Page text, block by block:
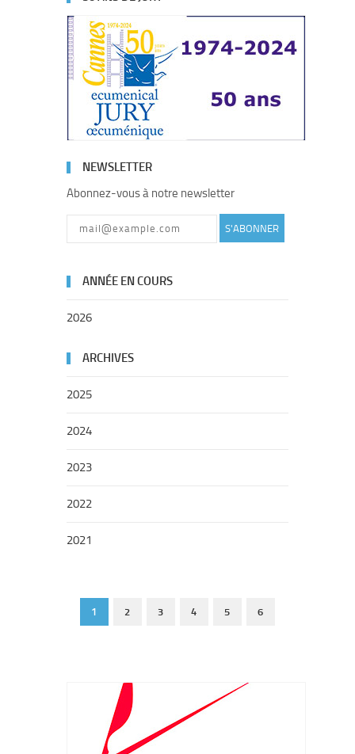
NEWSLETTER
Abonnez-vous à notre newsletter
S'ABONNER
ANNÉE EN COURS
2026
ARCHIVES
2025
2024
2023
2022
2021
1 2 3 4 5 6